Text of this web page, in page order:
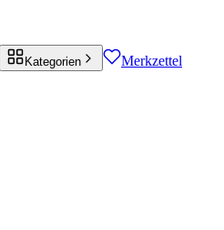
Kategorien Merkzettel